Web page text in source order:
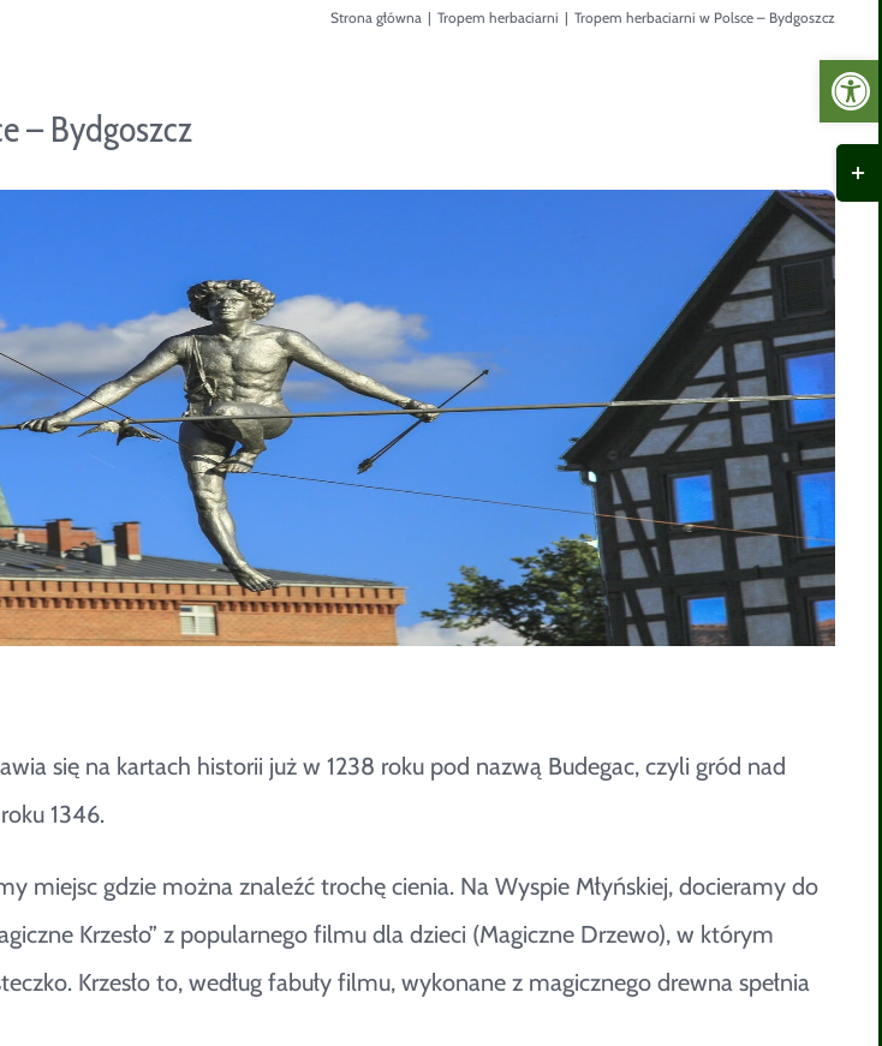
Strona główna | Tropem herbaciarni | Tropem herbaciarni w Polsce – Bydgoszcz
– Bydgoszcz
się na kartach historii już w 1238 roku pod nazwą Budegac, czyli gród nad
1346.
miejsc gdzie można znaleźć trochę cienia. Na Wyspie Młyńskiej, docieramy do
Krzesło” z popularnego filmu dla dzieci (Magiczne Drzewo), w którym
Krzesło to, według fabuły filmu, wykonane z magicznego drewna spełnia